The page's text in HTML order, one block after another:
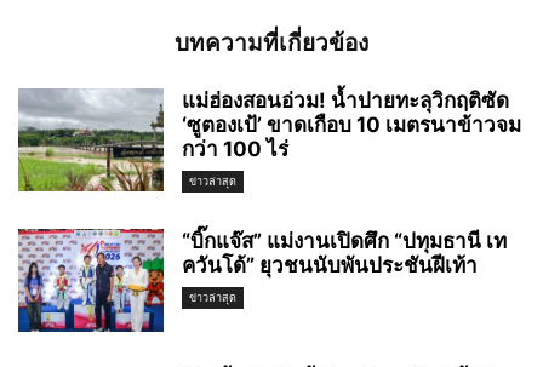
บทความที่เกี่ยวข้อง
แม่ฮ่องสอนอ่วม! น้ำปายทะลุวิกฤติซัด
‘ซูตองเป้’ ขาดเกือบ 10 เมตรนาข้าวจม
กว่า 100 ไร่
ข่าวล่าสุด
“บิ๊กแจ๊ส” แม่งานเปิดศึก “ปทุมธานี เท
ควันโด้” ยุวชนนับพันประชันฝีเท้า
ข่าวล่าสุด